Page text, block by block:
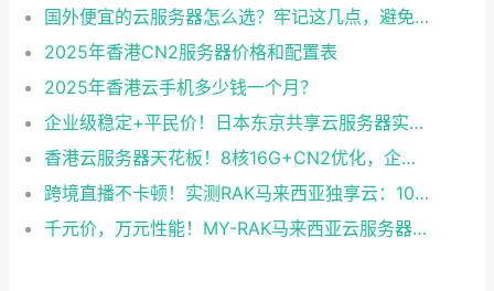
国外便宜的云服务器怎么选？牢记这几点，避免踩坑
2025年香港CN2服务器价格和配置表
2025年香港云手机多少钱一个月？
企业级稳定+平民价！日本东京共享云服务器实测：CentOS 7.9系统+资源隔离，稳定性达99.99%
香港云服务器天花板！8核16G+CN2优化，企业级数据安全+毫秒级延迟双保险！
跨境直播不卡顿！实测RAK马来西亚独享云：1080P推流稳定，首月6折优惠中
千元价，万元性能！MY-RAK马来西亚云服务器：首月5折+免费SEO工具，中小企业出海“降本神器”